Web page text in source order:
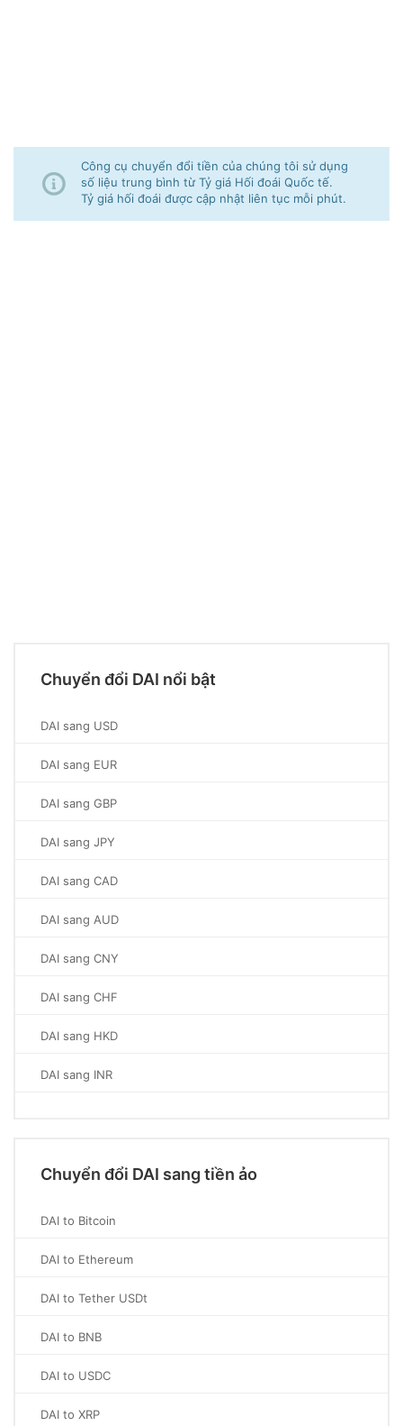
Công cụ chuyển đổi tiền của chúng tôi sử dụng
số liệu trung bình từ Tỷ giá Hối đoái Quốc tế.
Tỷ giá hối đoái được cập nhật liên tục mỗi phút.
Chuyển đổi DAI nổi bật
DAI sang USD
DAI sang EUR
DAI sang GBP
DAI sang JPY
DAI sang CAD
DAI sang AUD
DAI sang CNY
DAI sang CHF
DAI sang HKD
DAI sang INR
Chuyển đổi DAI sang tiền ảo
DAI to Bitcoin
DAI to Ethereum
DAI to Tether USDt
DAI to BNB
DAI to USDC
DAI to XRP